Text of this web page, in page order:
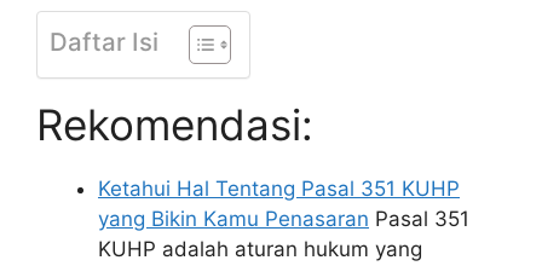
Daftar Isi
Rekomendasi:
Ketahui Hal Tentang Pasal 351 KUHP
yang Bikin Kamu Penasaran Pasal 351
KUHP adalah aturan hukum yang